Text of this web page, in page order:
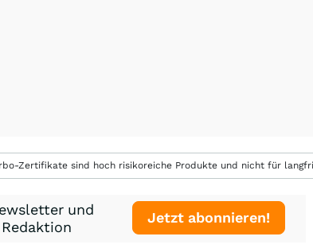
Zertifikate sind hoch risikoreiche Produkte und nicht für
und
Jetzt abonnieren!